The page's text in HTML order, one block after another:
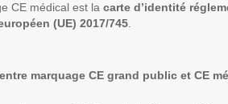
CE médical est la carte d’identité
(UE) 2017/745
marquage CE grand public et CE